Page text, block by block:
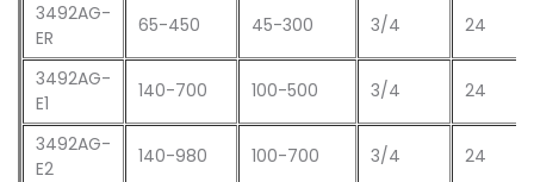
3492AG-
ER
65-450 45-300 3/4 24
3492AG-
E1
140-700 100-500 3/4 24
3492AG-
E2
140-980 100-700 3/4 24